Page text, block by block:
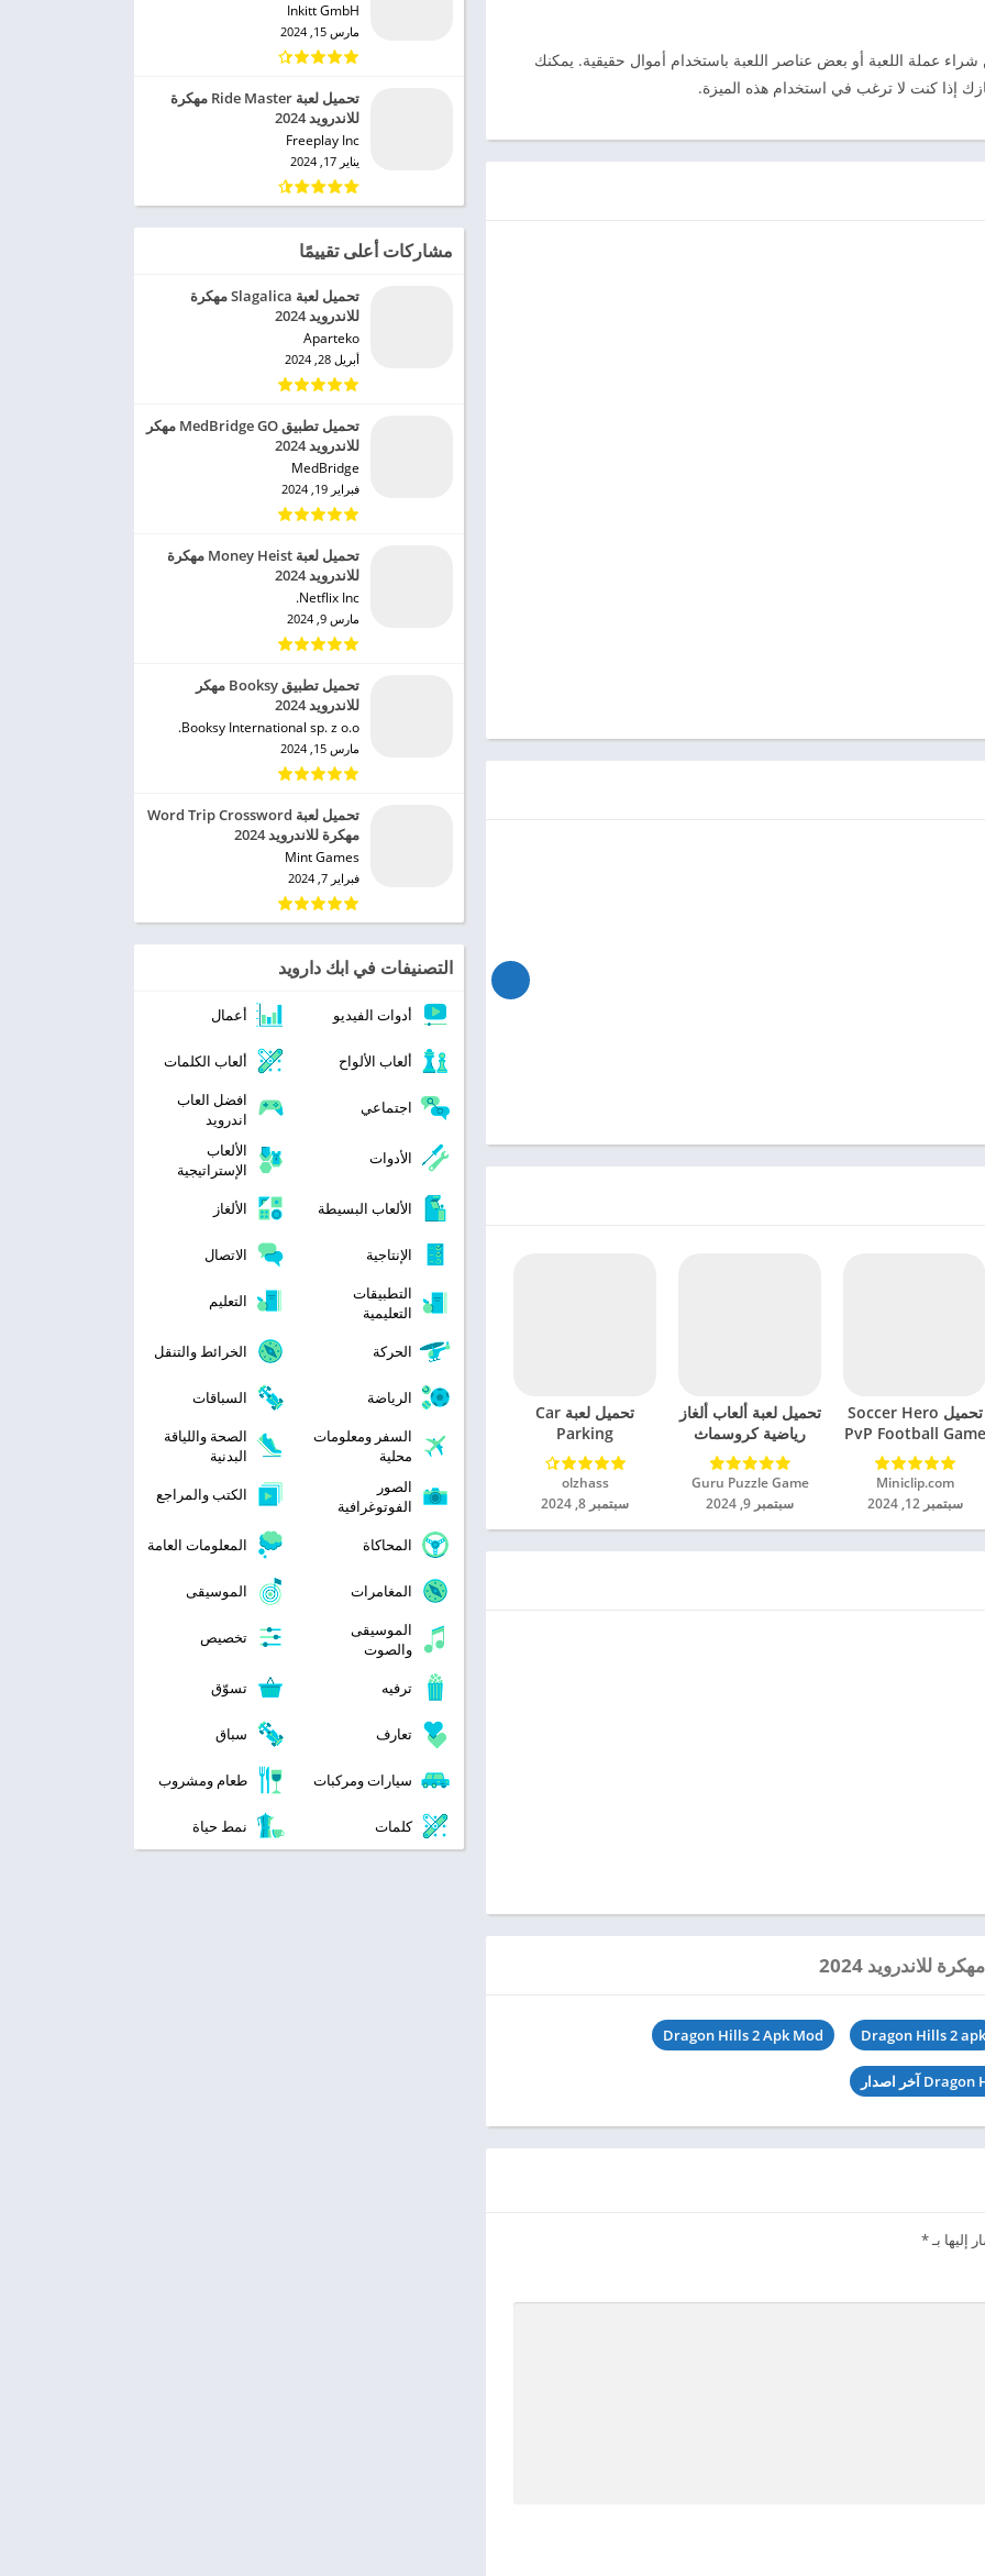
شراء عملة اللعبة أو بعض عناصر اللعبة باستخدام أموال حقيقية. يمكنك
إذا كنت لا ترغب في استخدام هذه الميزة.
تحميل Soccer Hero
PvP Football Game
مهكرة للاندرويد 2024
Miniclip.com‏
سبتمبر 12, 2024
تحميل لعبة ألعاب ألغاز
رياضية كروسماث
مهكرة للاندرويد 2024
Guru Puzzle Game‏
سبتمبر 9, 2024
تحميل لعبة Car
Parking
Multiplayer 2
مهكرة للاندرويد 2024
olzhass‏
سبتمبر 8, 2024
Dragon Hills 2 apk
Dragon Hills 2 Apk Mod
إليها بـ*
Inkitt GmbH‏
مارس 15, 2024
تحميل لعبة Ride Master مهكرة
للاندرويد 2024
Freeplay Inc‏
يناير 17, 2024
مشاركات أعلى تقييمًا
تحميل لعبة Slagalica مهكرة
للاندرويد 2024
Aparteko‏
أبريل 28, 2024
تحميل تطبيق MedBridge GO مهكر
للاندرويد 2024
MedBridge‏
فبراير 19, 2024
تحميل لعبة Money Heist مهكرة
للاندرويد 2024
Netflix Inc.‏
مارس 9, 2024
تحميل تطبيق Booksy مهكر
للاندرويد 2024
Booksy International sp. z o.o.‏
مارس 15, 2024
تحميل لعبة Word Trip Crossword
مهكرة للاندرويد 2024
Mint Games‏
فبراير 7, 2024
التصنيفات في ابك دارويد
أدوات الفيديو أعمال
ألعاب الألواح ألعاب الكلمات
اجتماعي
افضل العاب
اندرويد
الأدوات
الألعاب
الإستراتيجية
الألعاب البسيطة
الألغاز
الإنتاجية
الاتصال
التطبيقات
التعليمية
التعليم
الحركة الخرائط والتنقل
الرياضة
السباقات
السفر ومعلومات
محلية
الصحة واللياقة
البدنية
الصور
الفوتوغرافية
الكتب والمراجع
المحاكاة المعلومات العامة
المغامرات
الموسيقى
الموسيقى
والصوت
تخصيص
ترفيه تسوّق
تعارف سباق
سيارات ومركبات طعام ومشروب
كلمات نمط حياة